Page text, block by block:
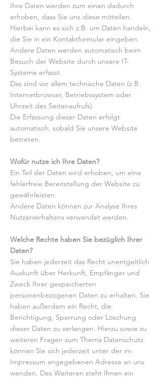
Ihre Daten werden zum einen dadurch
erhoben, dass Sie uns diese mitteilen.
Hierbei kann es sich z.B. um Daten handeln,
die Sie in ein Kontaktformular eingeben.
Andere Daten werden automatisch beim
Besuch der Website durch unsere IT-
Systeme erfasst.
Das sind vor allem technische Daten (z.B.
Internetbrowser, Betriebssystem oder
Uhrzeit des Seitenaufrufs).
Die Erfassung dieser Daten erfolgt
automatisch, sobald Sie unsere Website
betreten.
Wofür nutze ich Ihre Daten?
Ein Teil der Daten wird erhoben, um eine
fehlerfreie Bereitstellung der Website zu
gewährleisten.
Andere Daten können zur Analyse Ihres
Nutzerverhaltens verwendet werden.
Welche Rechte haben Sie bezüglich Ihrer
Daten?
Sie haben jederzeit das Recht unentgeltlich
Auskunft über Herkunft, Empfänger und
Zweck Ihrer gespeicherten
personenbezogenen Daten zu erhalten. Sie
haben außerdem ein Recht, die
Berichtigung, Sperrung oder Löschung
dieser Daten zu verlangen. Hierzu sowie zu
weiteren Fragen zum Thema Datenschutz
können Sie sich jederzeit unter der im
Impressum angegebenen Adresse an uns
wenden. Des Weiteren steht Ihnen ein